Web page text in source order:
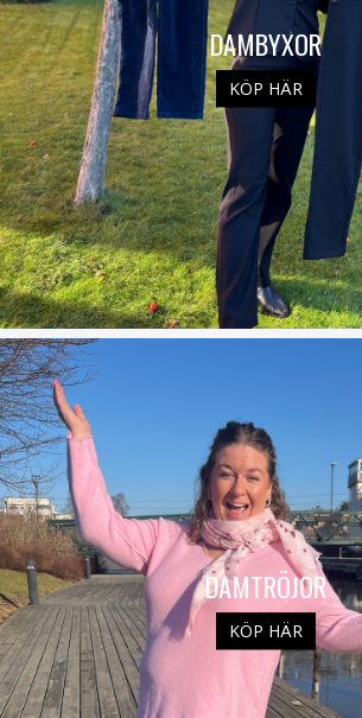
DAMBYXOR
KÖP HÄR
DAMTRÖJOR
KÖP HÄR